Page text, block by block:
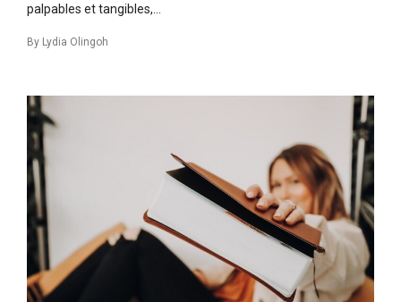
palpables et tangibles,…
By Lydia Olingoh